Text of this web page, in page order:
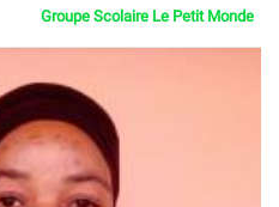
Groupe Scolaire Le Petit Monde